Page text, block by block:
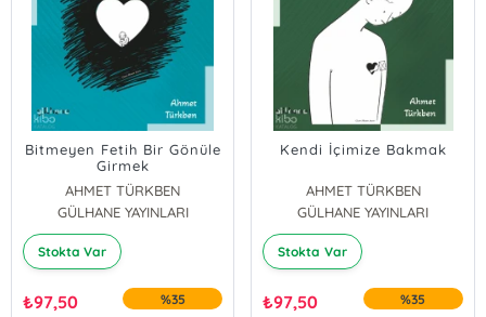
Bitmeyen Fetih Bir Gönüle
Girmek
AHMET TÜRKBEN
GÜLHANE YAYINLARI
Stokta Var
₺97,50 %35
Kendi İçimize Bakmak
AHMET TÜRKBEN
GÜLHANE YAYINLARI
Stokta Var
₺97,50 %35